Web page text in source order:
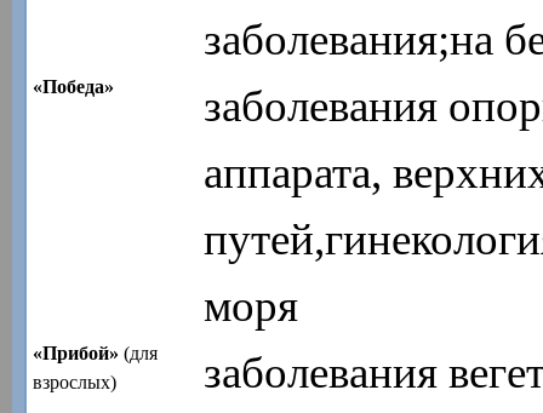
заболевания;на
«Победа»
заболевания
аппарата,
моря
«Прибой» (для
взрослых)
заболевания